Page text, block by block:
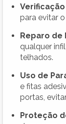
para evitar
Reparo de
qualquer
telhados.
Uso de
e fitas
portas,
Proteção